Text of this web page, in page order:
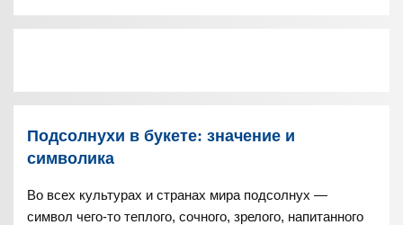
Подсолнухи в букете: значение и
символика
Во всех культурах и странах мира подсолнух —
символ чего-то теплого, сочного, зрелого, напитанного